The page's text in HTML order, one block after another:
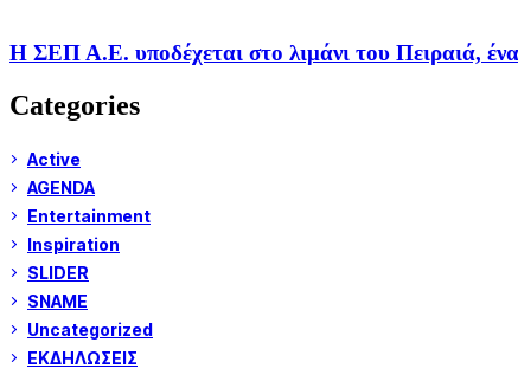
H ΣΕΠ Α.Ε. υποδέχεται στο λιμάνι του Πειραιά,
Categories
Active
AGENDA
Entertainment
Inspiration
SLIDER
SNAME
Uncategorized
ΕΚΔΗΛΩΣΕΙΣ